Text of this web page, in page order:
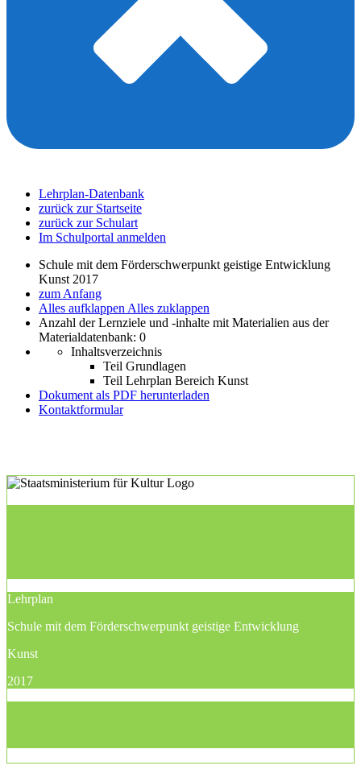
Lehrplan-Datenbank
zurück zur Startseite
zurück zur Schulart
Im Schulportal anmelden
Schule mit dem Förderschwerpunkt geistige Entwicklung
Kunst 2017
zum Anfang
Alles aufklappen Alles zuklappen
Anzahl der Lernziele und -inhalte mit Materialien aus der
Materialdatenbank: 0
Inhaltsverzeichnis
Teil Grundlagen
Teil Lehrplan Bereich Kunst
Dokument als PDF herunterladen
Kontaktformular
Lehrplan
Schule mit dem Förderschwerpunkt geistige Entwicklung
Kunst
2017